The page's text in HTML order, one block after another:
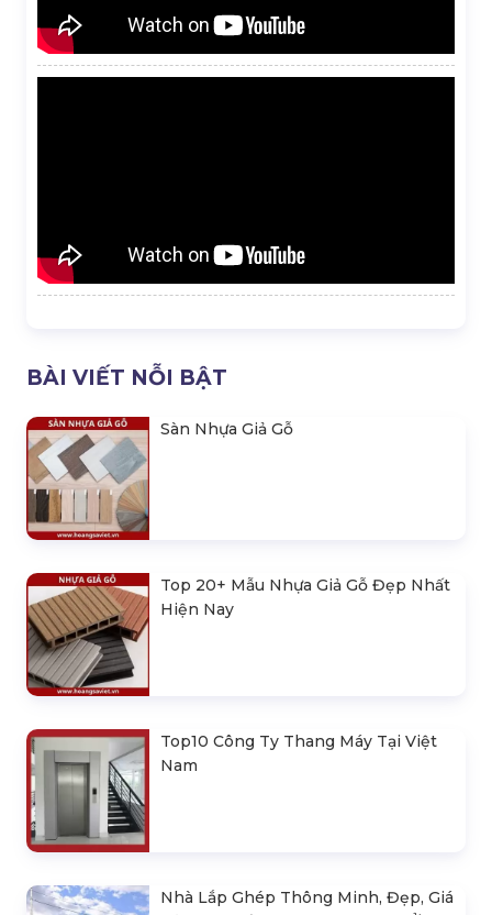
BÀI VIẾT NỖI BẬT
Sàn Nhựa Giả Gỗ
Top 20+ Mẫu Nhựa Giả Gỗ Đẹp Nhất
Hiện Nay
Top10 Công Ty Thang Máy Tại Việt
Nam
Nhà Lắp Ghép Thông Minh, Đẹp, Giá